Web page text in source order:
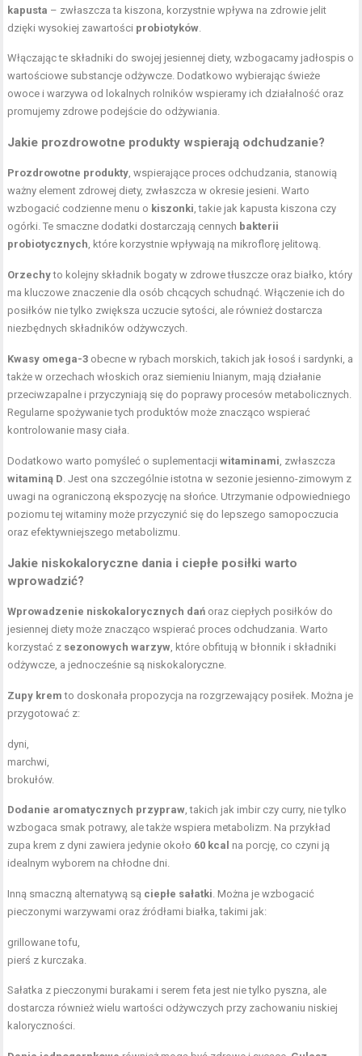
kapusta – zwłaszcza ta kiszona, korzystnie wpływa na zdrowie jelit
dzięki wysokiej zawartości probiotyków
Włączając te składniki do swojej jesiennej diety, wzbogacamy jadłospis o
wartościowe substancje odżywcze. Dodatkowo wybierając świeże
owoce i warzywa od lokalnych rolników wspieramy ich działalność oraz
promujemy zdrowe podejście do odżywiania.
Jakie prozdrowotne produkty wspierają odchudzanie?
Prozdrowotne produkty , wspierające proces odchudzania, stanowią
ważny element zdrowej diety, zwłaszcza w okresie jesieni. Warto
wzbogacić codzienne menu o kiszonki , takie jak kapusta kiszona czy
ogórki. Te smaczne dodatki dostarczają cennych bakterii
probiotycznych , które korzystnie wpływają na mikroflorę jelitową.
Orzechyto kolejny składnik bogaty w zdrowe tłuszcze oraz białko, który
ma kluczowe znaczenie dla osób chcących schudnąć. Włączenie ich do
posiłków nie tylko zwiększa uczucie sytości, ale również dostarcza
niezbędnych składników odżywczych.
Kwasy omega-3 obecne w rybach morskich, takich jak łosoś i sardynki, a
także w orzechach włoskich oraz siemieniu lnianym, mają działanie
przeciwzapalne i przyczyniają się do poprawy procesów metabolicznych.
Regularne spożywanie tych produktów może znacząco wspierać
kontrolowanie masy ciała.
Dodatkowo warto pomyśleć o suplementacjiwitaminami , zwłaszcza
witaminą D . Jest ona szczególnie istotna w sezonie jesienno-zimowym z
uwagi na ograniczoną ekspozycję na słońce. Utrzymanie odpowiedniego
poziomu tej witaminy może przyczynić się do lepszego samopoczucia
oraz efektywniejszego metabolizmu.
Jakie niskokaloryczne dania i ciepłe posiłki warto
wprowadzić?
Wprowadzenie niskokalorycznych dań oraz ciepłych posiłków do
jesiennej diety może znacząco wspierać proces odchudzania. Warto
korzystać z sezonowych warzyw , które obfitują w błonnik i składniki
odżywcze, a jednocześnie są niskokaloryczne.
Zupy krem to doskonała propozycja na rozgrzewający posiłek. Można je
przygotować z:
dyni,
marchwi,
brokułów.
Dodanie aromatycznych przypraw , takich jak imbir czy curry, nie tylko
wzbogaca smak potrawy, ale także wspiera metabolizm. Na przykład
zupa krem z dyni zawiera jedynie około 60 kcal na porcję, co czyni ją
idealnym wyborem na chłodne dni.
Inną smaczną alternatywą są ciepłe sałatki . Można je wzbogacić
pieczonymi warzywami oraz źródłami białka, takimi jak:
grillowane tofu,
pierś z kurczaka.
Sałatka z pieczonymi burakami i serem feta jest nie tylko pyszna, ale
dostarcza również wielu wartości odżywczych przy zachowaniu niskiej
kaloryczności.